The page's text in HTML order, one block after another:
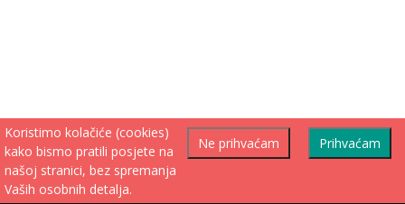
Prihvaćam
Ne prihvaćam
Koristimo kolačiće (cookies)
kako bismo pratili posjete na
našoj stranici, bez spremanja
Vaših osobnih detalja.